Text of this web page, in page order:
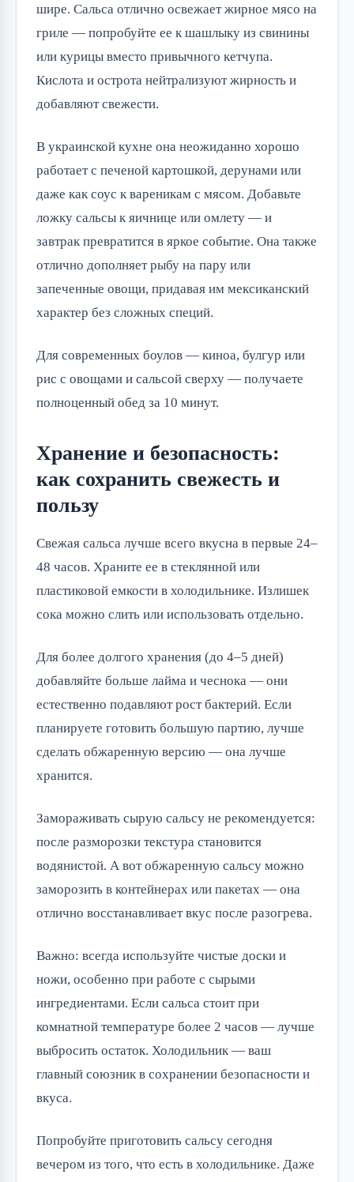
шире. Сальса отлично освежает жирное мясо на
гриле — попробуйте ее к шашлыку из свинины
или курицы вместо привычного кетчупа.
Кислота и острота нейтрализуют жирность и
добавляют свежести.
В украинской кухне она неожиданно хорошо
работает с печеной картошкой, дерунами или
даже как соус к вареникам с мясом. Добавьте
ложку сальсы к яичнице или омлету — и
завтрак превратится в яркое событие. Она также
отлично дополняет рыбу на пару или
запеченные овощи, придавая им мексиканский
характер без сложных специй.
Для современных боулов — киноа, булгур или
рис с овощами и сальсой сверху — получаете
полноценный обед за 10 минут.
Хранение и безопасность:
как сохранить свежесть и
пользу
Свежая сальса лучше всего вкусна в первые 24–
48 часов. Храните ее в стеклянной или
пластиковой емкости в холодильнике. Излишек
сока можно слить или использовать отдельно.
Для более долгого хранения (до 4–5 дней)
добавляйте больше лайма и чеснока — они
естественно подавляют рост бактерий. Если
планируете готовить большую партию, лучше
сделать обжаренную версию — она лучше
хранится.
Замораживать сырую сальсу не рекомендуется:
после разморозки текстура становится
водянистой. А вот обжаренную сальсу можно
заморозить в контейнерах или пакетах — она
отлично восстанавливает вкус после разогрева.
Важно: всегда используйте чистые доски и
ножи, особенно при работе с сырыми
ингредиентами. Если сальса стоит при
комнатной температуре более 2 часов — лучше
выбросить остаток. Холодильник — ваш
главный союзник в сохранении безопасности и
вкуса.
Попробуйте приготовить сальсу сегодня
вечером из того, что есть в холодильнике. Даже